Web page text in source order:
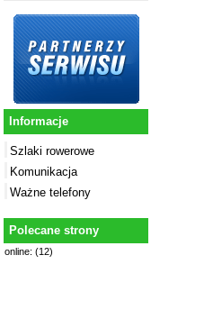
Informacje
Szlaki rowerowe
Komunikacja
Ważne telefony
Polecane strony
online: (12)